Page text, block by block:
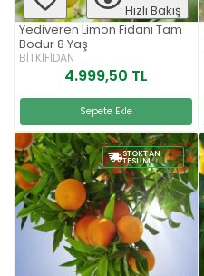
Hızlı Bakış
Yediveren Limon Fidanı Tam
Bodur 8 Yaş
BİTKİFİDAN
4.999,50 TL
Sepete Ekle
STOKTAN
TESLIM